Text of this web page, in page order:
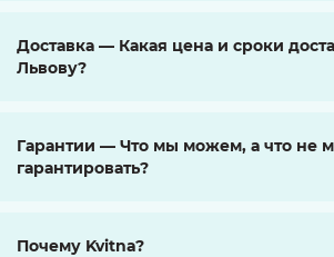
Доставка — Какая цена и сроки
Львову?
Гарантии — Что мы можем, а что не
гарантировать?
Почему Kvitna?